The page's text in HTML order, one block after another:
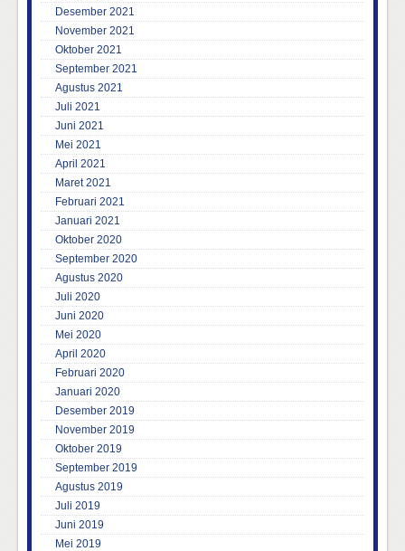
Desember 2021
November 2021
Oktober 2021
September 2021
Agustus 2021
Juli 2021
Juni 2021
Mei 2021
April 2021
Maret 2021
Februari 2021
Januari 2021
Oktober 2020
September 2020
Agustus 2020
Juli 2020
Juni 2020
Mei 2020
April 2020
Februari 2020
Januari 2020
Desember 2019
November 2019
Oktober 2019
September 2019
Agustus 2019
Juli 2019
Juni 2019
Mei 2019